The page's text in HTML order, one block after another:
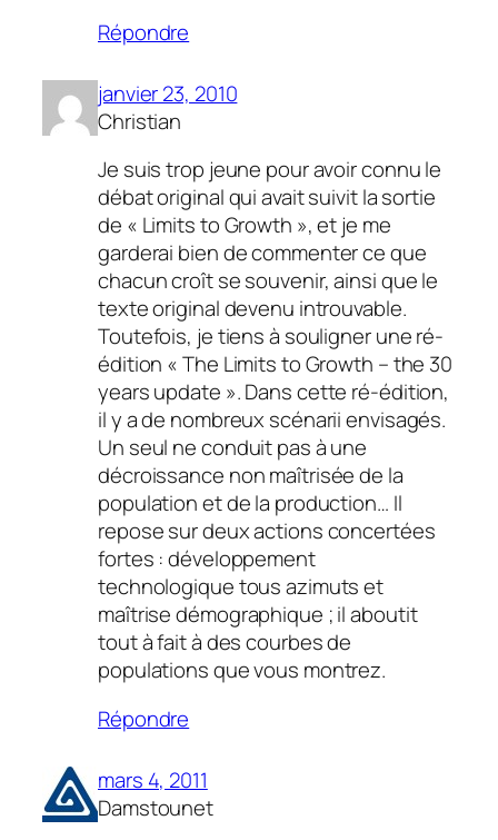
Répondre
janvier 23, 2010
Christian
Je suis trop jeune pour avoir connu le
débat original qui avait suivit la sortie
de « Limits to Growth », et je me
garderai bien de commenter ce que
chacun croît se souvenir, ainsi que le
texte original devenu introuvable.
Toutefois, je tiens à souligner une ré-
édition « The Limits to Growth – the 30
years update ». Dans cette ré-édition,
il y a de nombreux scénarii envisagés.
Un seul ne conduit pas à une
décroissance non maîtrisée de la
population et de la production… Il
repose sur deux actions concertées
fortes : développement
technologique tous azimuts et
maîtrise démographique ; il aboutit
tout à fait à des courbes de
populations que vous montrez.
Répondre
mars 4, 2011
Damstounet